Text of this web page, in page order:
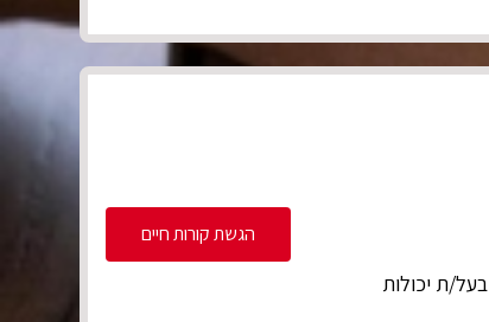
לתפקיד מאתגר ומרכזי בארגון, אנחנו מחפשים מומחה/ית JIRA בעל/ת יכולות
הגשת קורות חיים